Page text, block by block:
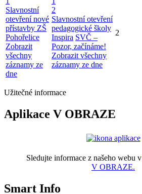
Slavnostní
otevření nové
přístavby ZŠ
Pohořelice
Zobrazit
všechny
záznamy ze
dne
2
Slavnostní otevření
pedagogické školy
Inspira SVČ –
Pozor, začínáme!
Zobrazit všechny
záznamy ze dne
2
Užitečné informace
Aplikace V OBRAZE
Sledujte informace z našeho webu v
V OBRAZE.
Smart Info